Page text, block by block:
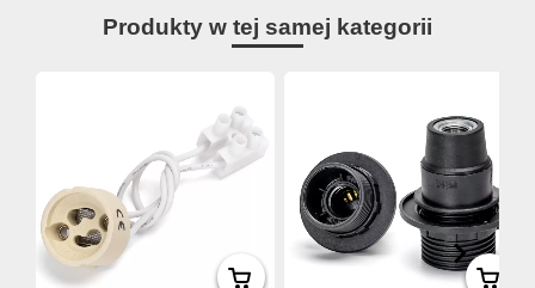
Produkty w tej samej kategorii